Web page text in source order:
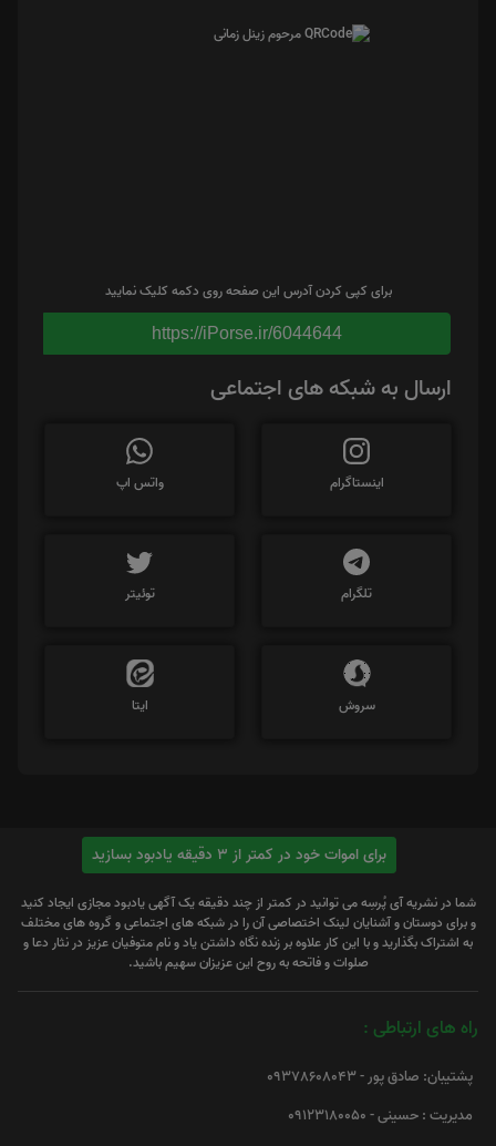
برای کپی کردن آدرس این صفحه روی دکمه کلیک نمایید
https://iPorse.ir/6044644
ارسال به شبکه های اجتماعی
اینستاگرام واتس اپ
تلگرام توئیتر
سروش ایتا
برای اموات خود در کمتر از 3 دقیقه یادبود بسازید
شما در نشریه آی پُرسِه می توانید در کمتر از چند دقیقه یک آگهی یادبود مجازی ایجاد کنید
و برای دوستان و آشنایان لینک اختصاصی آن را در شبکه های اجتماعی و گروه های مختلف
به اشتراک بگذارید و با این کار علاوه بر زنده نگاه داشتن یاد و نام متوفیان عزیز در نثار دعا و
صلوات و فاتحه به روح این عزیزان سهیم باشید.
راه های ارتباطی :
پشتیبان: صادق پور - 09378608043
مدیریت : حسینی - 09123180050